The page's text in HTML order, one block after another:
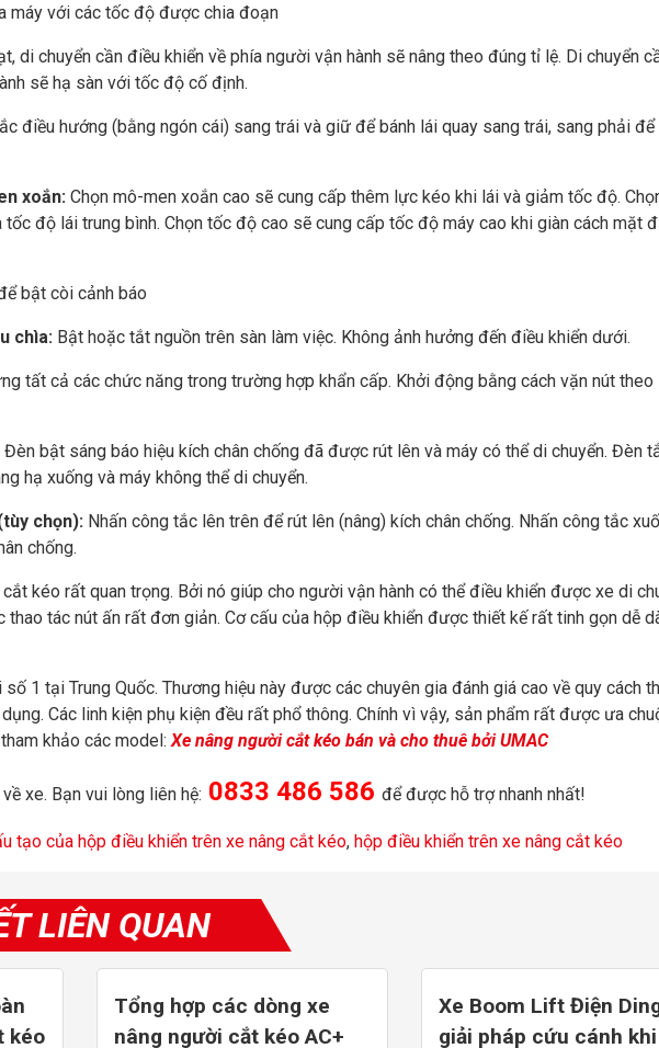
máy với các tốc độ được chia đoạn
di chuyển cần điều khiển về phía người vận hành sẽ nâng theo đúng tỉ lệ. Di chuyển
sẽ hạ sàn với tốc độ cố định.
điều hướng (bằng ngón cái) sang trái và giữ để bánh lái quay sang trái, sang phải để
xoắn: Chọn mô-men xoắn cao sẽ cung cấp thêm lực kéo khi lái và giảm tốc độ.
độ lái trung bình. Chọn tốc độ cao sẽ cung cấp tốc độ máy cao khi giàn cách mặt
bật còi cảnh báo
chìa: Bật hoặc tắt nguồn trên sàn làm việc. Không ảnh hưởng đến điều khiển dưới.
tất cả các chức năng trong trường hợp khẩn cấp. Khởi động bằng cách vặn nút theo
Đèn bật sáng báo hiệu kích chân chống đã được rút lên và máy có thể di chuyển. Đèn
hạ xuống và máy không thể di chuyển.
chọn): Nhấn công tắc lên trên để rút lên (nâng) kích chân chống. Nhấn công tắc
chống.
kéo rất quan trọng. Bởi nó giúp cho người vận hành có thể điều khiển được xe di
thao tác nút ấn rất đơn giản. Cơ cấu của hộp điều khiển được thiết kế rất tinh gọn dễ
1 tại Trung Quốc. Thương hiệu này được các chuyên gia đánh giá cao về quy cách
Các linh kiện phụ kiện đều rất phổ thông. Chính vì vậy, sản phẩm rất được ưa
khảo các model: Xe nâng người cắt kéo bán và cho thuê bởi UMAC
xe. Bạn vui lòng liên hệ: 0833 486 586 để được hỗ trợ nhanh nhất!
tạo của hộp điều khiển trên xe nâng cắt kéo, hộp điều khiển trên xe nâng cắt kéo
LIÊN QUAN
kéo
Tổng hợp các dòng xe
nâng người cắt kéo AC+
Xe Boom Lift Điện
giải pháp cứu cánh